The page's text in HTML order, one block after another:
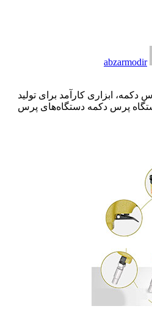
abzarmodir
ابزاری کارآمد برای تولید
پرس دکمه دستگاه‌های پرس